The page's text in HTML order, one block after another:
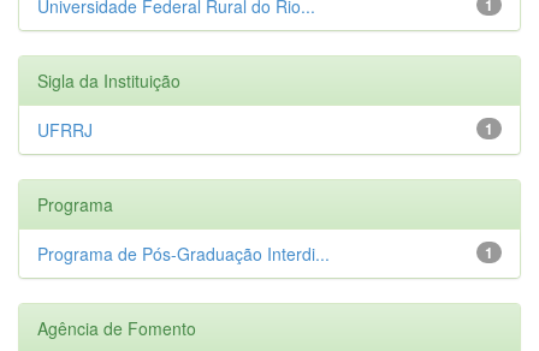
1
Universidade Federal Rural do Rio...
Sigla da Instituição
1
UFRRJ
Programa
1
Programa de Pós-Graduação Interdi...
Agência de Fomento